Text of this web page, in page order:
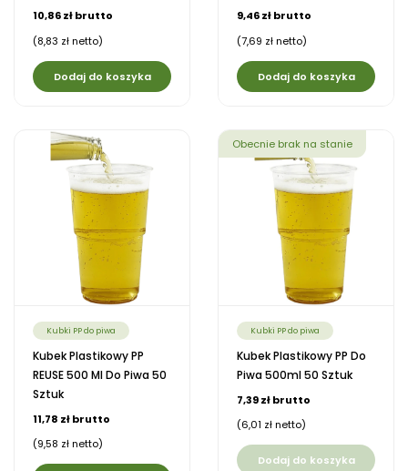
10,86 zł brutto
(8,83 zł netto)
Dodaj do koszyka
9,46 zł brutto
(7,69 zł netto)
Dodaj do koszyka
Kubki PP do piwa
Kubek Plastikowy PP
REUSE 500 Ml Do Piwa 50
Sztuk
11,78 zł brutto
(9,58 zł netto)
Kubki PP do piwa
Kubek Plastikowy PP Do
Piwa 500ml 50 Sztuk
7,39 zł brutto
(6,01 zł netto)
Dodaj do koszyka
Obecnie brak na stanie